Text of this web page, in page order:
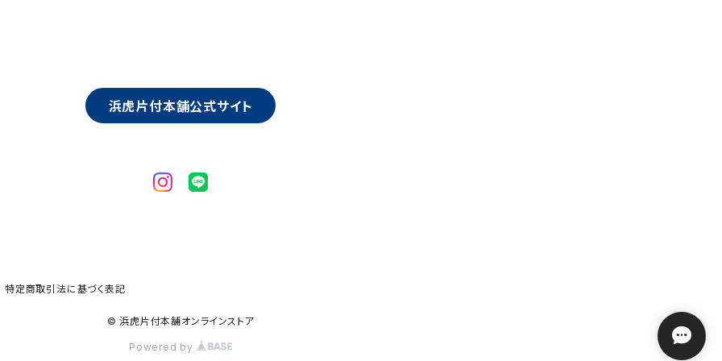
浜虎片付本舗公式サイト
特定商取引法に基づく表記
© 浜虎片付本舗オンラインストア
Powered by